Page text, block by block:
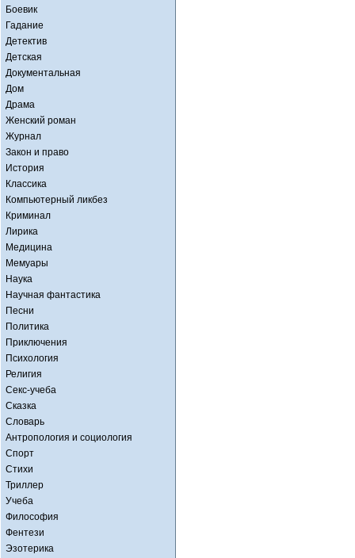
Боевик
Гадание
Детектив
Детская
Документальная
Дом
Драма
Женский роман
Журнал
Закон и право
История
Классика
Компьютерный ликбез
Криминал
Лирика
Медицина
Мемуары
Наука
Научная фантастика
Песни
Политика
Приключения
Психология
Религия
Секс-учеба
Сказка
Словарь
Антропология и социология
Спорт
Стихи
Триллер
Учеба
Философия
Фентези
Эзотерика